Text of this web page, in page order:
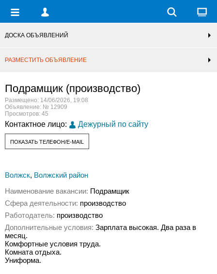
ДОСКА ОБЪЯВЛЕНИЙ
РАЗМЕСТИТЬ ОБЪЯВЛЕНИЕ
Подрамщик (производство)
Размещено: 14/06/2026, 19:08
Объявление: № 12909
Просмотров: 45
Контактное лицо: Дежурный по сайту
ПОКАЗАТЬ ТЕЛЕФОН/E-MAIL
Волжск, Волжский район
Наименование вакансии: Подрамщик
Сфера деятельности: производство
Работодатель: производство
Дополнительные условия: Зарплата высокая. Два раза в
месяц.
Комфортные условия труда.
Комната отдыха.
Униформа.